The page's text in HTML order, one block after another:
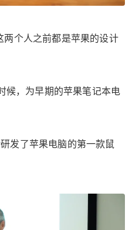
个人之前都是苹果的设计
候，为早期的苹果笔记本电
发了苹果电脑的第一款鼠